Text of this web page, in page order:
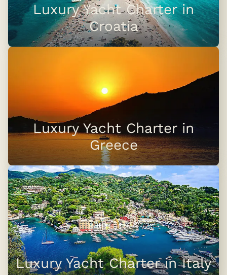
Luxury Yacht Charter in
Croatia
Luxury Yacht Charter in
Greece
Luxury Yacht Charter in Italy